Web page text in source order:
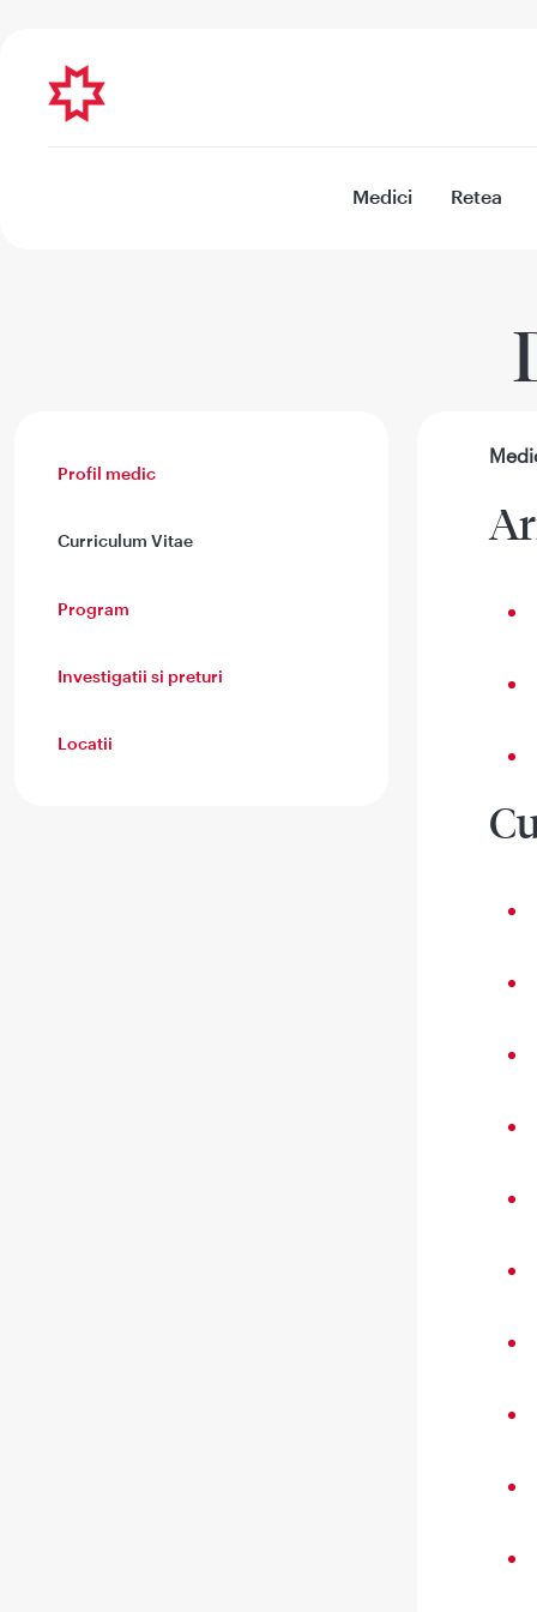
Medici Retea
Profil medic
Curriculum Vitae
Program
Investigatii si preturi
Locatii